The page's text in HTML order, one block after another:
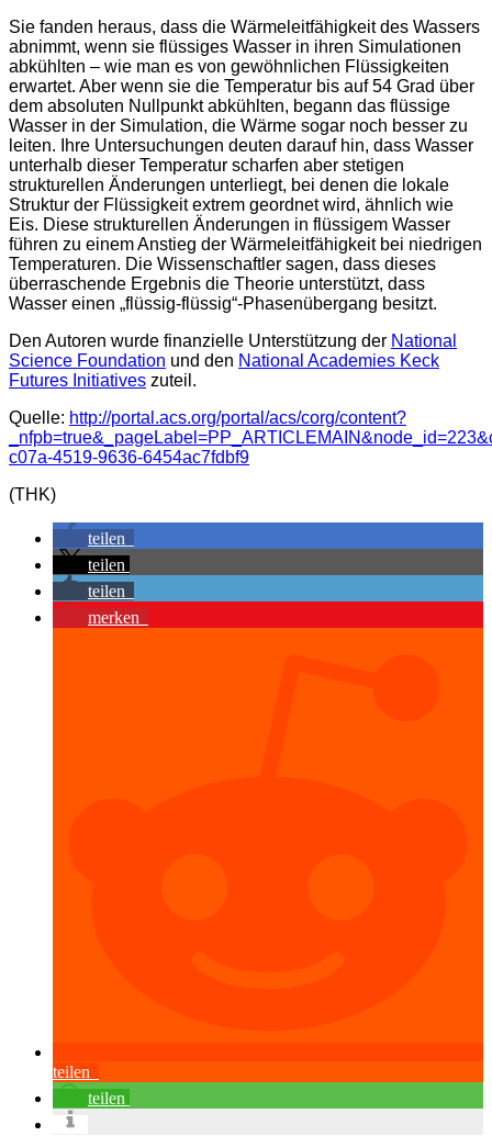
Sie fanden heraus, dass die Wärmeleitfähigkeit des Wassers
abnimmt, wenn sie flüssiges Wasser in ihren Simulationen
abkühlten – wie man es von gewöhnlichen Flüssigkeiten
erwartet. Aber wenn sie die Temperatur bis auf 54 Grad über
dem absoluten Nullpunkt abkühlten, begann das flüssige
Wasser in der Simulation, die Wärme sogar noch besser zu
leiten. Ihre Untersuchungen deuten darauf hin, dass Wasser
unterhalb dieser Temperatur scharfen aber stetigen
strukturellen Änderungen unterliegt, bei denen die lokale
Struktur der Flüssigkeit extrem geordnet wird, ähnlich wie
Eis. Diese strukturellen Änderungen in flüssigem Wasser
führen zu einem Anstieg der Wärmeleitfähigkeit bei niedrigen
Temperaturen. Die Wissenschaftler sagen, dass dieses
überraschende Ergebnis die Theorie unterstützt, dass
Wasser einen „flüssig-flüssig“-Phasenübergang besitzt.
Den Autoren wurde finanzielle Unterstützung der National
Science Foundation und den National Academies Keck
Futures Initiatives zuteil.
Quelle: http://portal.acs.org/portal/acs/corg/content?
c07a-4519-9636-6454ac7fdbf9
(THK)
teilen
teilen
teilen
merken
teilen
teilen